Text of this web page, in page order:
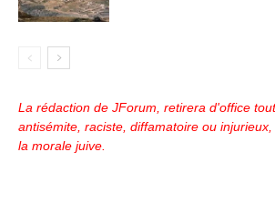
La rédaction de JForum, retirera d'office
antisémite, raciste, diffamatoire ou
la morale juive.